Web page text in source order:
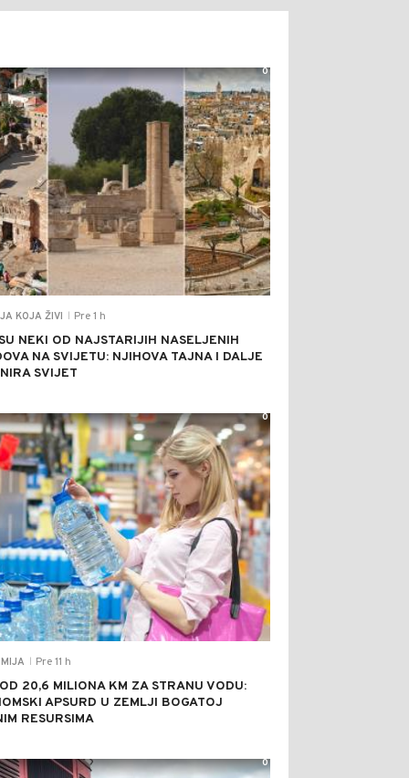
KOJA ŽIVI Pre 1 h
NEKI OD NAJSTARIJIH NASELJENIH
NA SVIJETU: NJIHOVA TAJNA I DALJE
SVIJET
0
Pre 11 h
20,6 MILIONA KM ZA STRANU VODU:
APSURD U ZEMLJI BOGATOJ
RESURSIMA
0
0